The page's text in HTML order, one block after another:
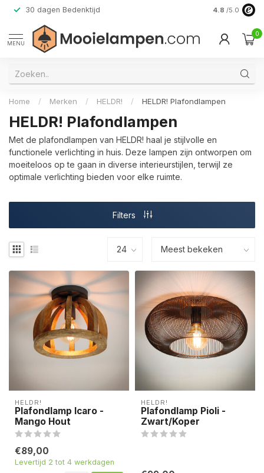
30 dagen Bedenktijd Verzending
4.8 /5.0
MENU
0
Home / Merken / HELDR! / HELDR! Plafondlampen
HELDR! Plafondlampen
Met de plafondlampen van HELDR! haal je stijlvolle en
functionele verlichting in huis. Deze lampen zijn ontworpen om
moeiteloos op te gaan in diverse interieurstijlen, terwijl ze
optimale verlichting bieden voor elke ruimte.
Filters
HELDR!
Plafondlamp Icaro -
Mango Hout
€89,00
Levertijd 2 tot 4 werkdagen
HELDR!
Plafondlamp Pioli -
Zwart/Koper